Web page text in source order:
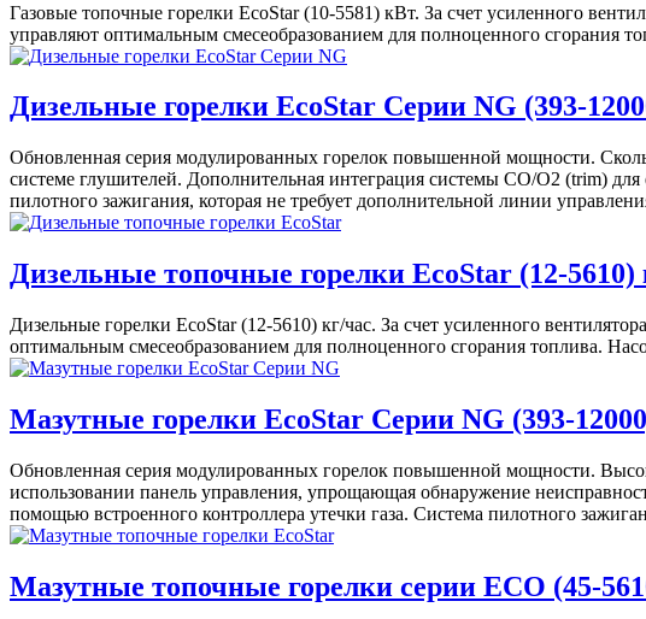
Газовые топочные горелки EcoStar (10-5581) кВт. За счет усиленного
управляют оптимальным смесеобразованием для полноценного сгорания
Дизельные горелки EcoStar Серии NG (393-
Обновленная серия модулированных горелок повышенной мощности.
системе глушителей. Дополнительная интеграция системы CO/O2 (trim)
пилотного зажигания, которая не требует дополнительной линии
Дизельные топочные горелки EcoStar (12-5610)
Дизельные горелки EcoStar (12-5610) кг/час. За счет усиленного
оптимальным смесеобразованием для полноценного сгорания топлива.
Мазутные горелки EcoStar Серии NG (393-
Обновленная серия модулированных горелок повышенной мощности.
использовании панель управления, упрощающая обнаружение
помощью встроенного контроллера утечки газа. Система пилотного
Мазутные топочные горелки серии ECO (45-